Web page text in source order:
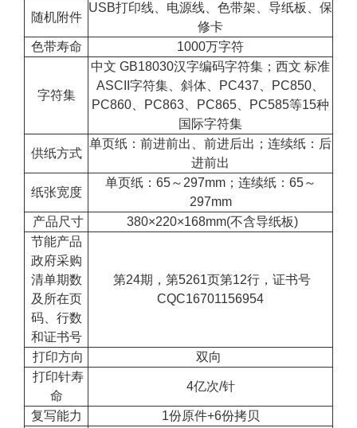
随机附件
USB打印线、电源线、色带架、导纸板、保
修卡
色带寿命
1000万字符
字符集
中文 GB18030汉字编码字符集；西文 标准
ASCII字符集、斜体、PC437、PC850、
PC860、PC863、PC865、PC585等15种
国际字符集
供纸方式
单页纸：前进前出、前进后出；连续纸：后
进前出
纸张宽度
单页纸：65～297mm；连续纸：65～
297mm
产品尺寸
380×220×168mm(不含导纸板)
节能产品
政府采购
清单期数
及所在页
码、行数
和证书号
第24期，第5261页第12行，证书号
CQC16701156954
打印方向
双向
打印针寿
命
4亿次/针
复写能力
1份原件+6份拷贝